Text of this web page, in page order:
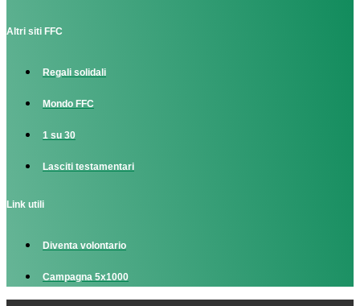
Altri siti FFC
Regali solidali
Mondo FFC
1 su 30
Lasciti testamentari
Link utili
Diventa volontario
Campagna 5x1000